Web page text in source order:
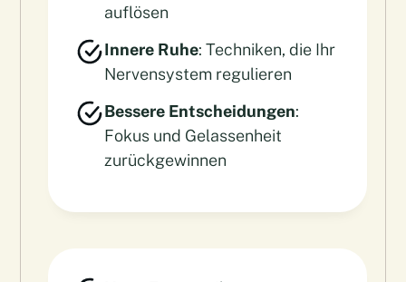
auflösen
Innere Ruhe: Techniken, die Ihr
Nervensystem regulieren
Bessere Entscheidungen:
Fokus und Gelassenheit
zurückgewinnen